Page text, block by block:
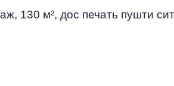
130 м², дос печать пушти